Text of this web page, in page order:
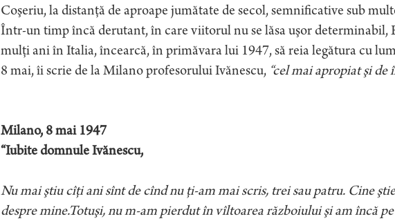
Coşeriu, la distanţă de aproape jumătate de secol, semnificative sub
Într-un timp încă derutant, în care viitorul nu se lăsa uşor determinabil,
mulţi ani în Italia, încearcă, în primăvara lui 1947, să reia legătura cu
8 mai, îi scrie de la Milano profesorului Ivănescu, “cel mai apropiat şi de
Milano, 8 mai 1947
“Iubite domnule Ivănescu,
Nu mai ştiu cîţi ani sînt de cînd nu ţi-am mai scris, trei sau patru. Cine
despre mine.Totuşi, nu m-am pierdut în vîltoarea războiului şi am încă